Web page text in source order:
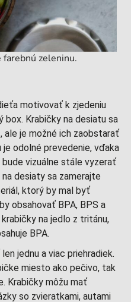
zeleninu.
motivovať k zjedeniu
Krabičky na desiatu sa
, ale je možné ich zaobstarať
odolné prevedenie, vďaka
vizuálne stále vyzerať
desiaty sa zamerajte
ktorý by mal byť
obsahovať BPA, BPS a
na jedlo z tritánu,
BPA.
jednu a viac priehradiek.
miesto ako pečivo, tak
Krabičky môžu mať
so zvieratkami, autami